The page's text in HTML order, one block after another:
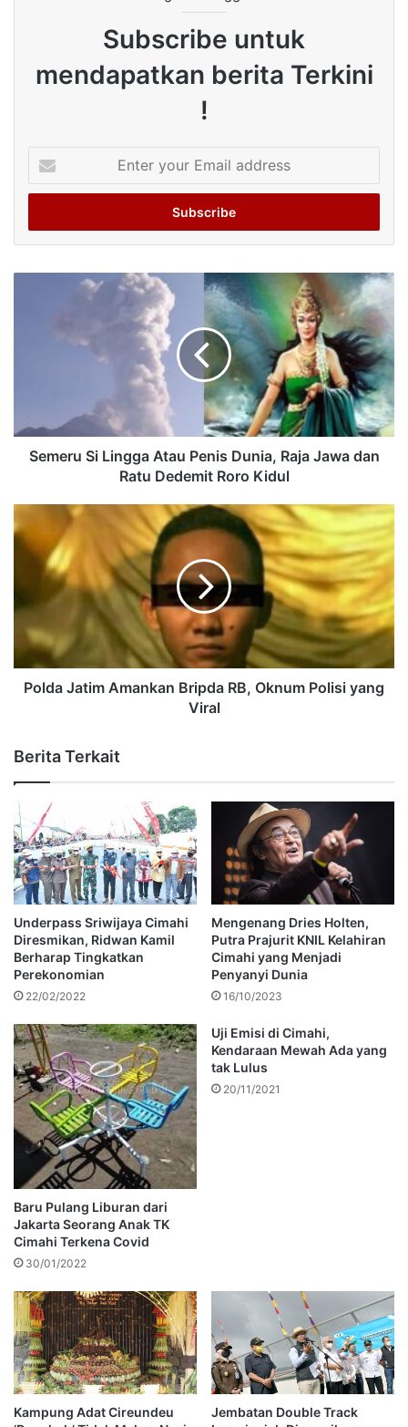
Subscribe untuk
mendapatkan berita Terkini
!
your
Email
Semeru Si Lingga Atau Penis Dunia, Raja Jawa dan
Ratu Dedemit Roro Kidul
Polda Jatim Amankan Bripda RB, Oknum Polisi yang
Viral
Berita Terkait
Underpass Sriwijaya Cimahi
Diresmikan, Ridwan Kamil
Berharap Tingkatkan
Perekonomian
22/02/2022
Mengenang Dries Holten,
Putra Prajurit KNIL Kelahiran
Cimahi yang Menjadi
Penyanyi Dunia
16/10/2023
Baru Pulang Liburan dari
Jakarta Seorang Anak TK
Cimahi Terkena Covid
30/01/2022
Uji Emisi di Cimahi,
Kendaraan Mewah Ada yang
tak Lulus
20/11/2021
Kampung Adat Cireundeu
Jembatan Double Track